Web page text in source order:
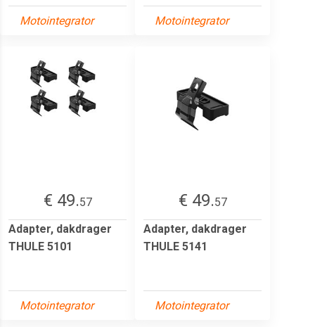
Motointegrator Motointegrator
€ 49.57
Adapter, dakdrager
THULE 5101
Motointegrator
€ 49.57
Adapter, dakdrager
THULE 5141
Motointegrator